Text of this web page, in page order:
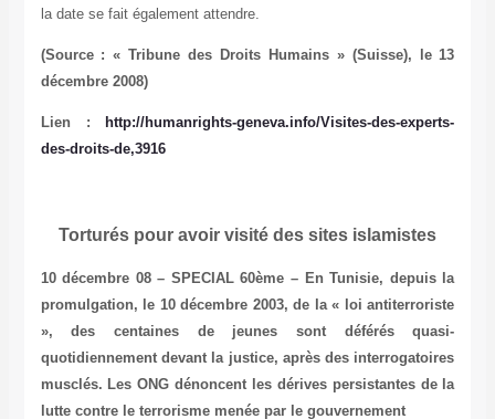
la date se fait également attendre.
(Source : « Tribune des Droits Humains » (Suisse), le 13
décembre 2008)
Lien :
http://humanrights-geneva.info/Visites-des-experts-
des-droits-de,3916
Torturés pour avoir visité des sites islamistes
10 décembre 08 – SPECIAL 60ème – En Tunisie, depuis la
promulgation, le 10 décembre 2003, de la « loi antiterroriste
», des centaines de jeunes sont déférés quasi-
quotidiennement devant la justice, après des interrogatoires
musclés. Les ONG dénoncent les dérives persistantes de la
lutte contre le terrorisme menée par le gouvernement